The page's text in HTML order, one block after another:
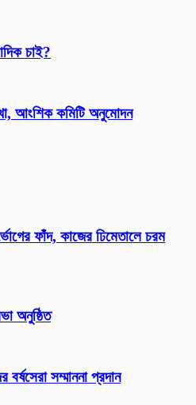
চাই?
আংশিক কমিটি অনুমোদন
ফাঁদ, কাজের ঢিমেতালে চরম
অনুষ্ঠিত
বর্ষসেরা সম্মাননা প্রদান